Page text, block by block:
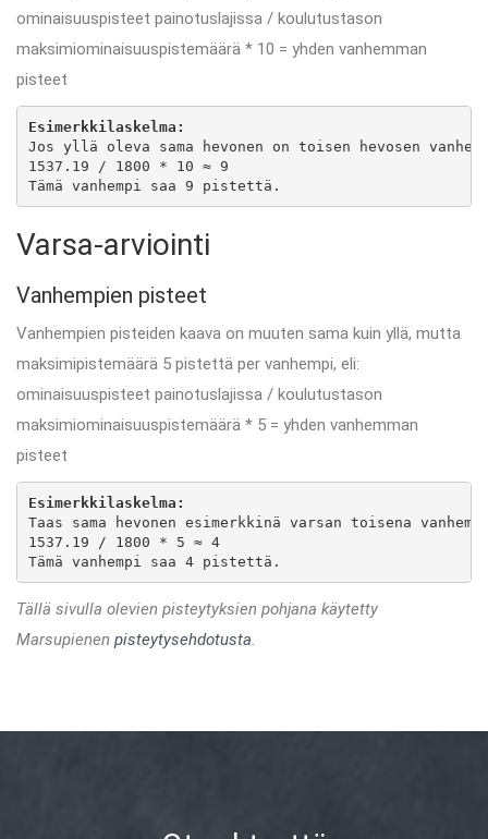
ominaisuuspisteet painotuslajissa / koulutustason
maksimiominaisuuspistemäärä * 10 = yhden vanhemman
pisteet
Esimerkkilaskelma:
Jos yllä oleva sama hevonen on toisen hevosen
1537.19 / 1800 * 10 ≈ 9
Tämä vanhempi saa 9 pistettä.
Varsa-arviointi
Vanhempien pisteet
Vanhempien pisteiden kaava on muuten sama kuin yllä, mutta
maksimipistemäärä 5 pistettä per vanhempi, eli:
ominaisuuspisteet painotuslajissa / koulutustason
maksimiominaisuuspistemäärä * 5 = yhden vanhemman
pisteet
Esimerkkilaskelma:
Taas sama hevonen esimerkkinä varsan toisena
1537.19 / 1800 * 5 ≈ 4
Tämä vanhempi saa 4 pistettä.
Tällä sivulla olevien pisteytyksien pohjana käytetty
Marsupienen pisteytysehdotusta.